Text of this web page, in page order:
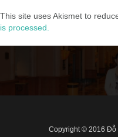
This site uses Akismet to
is processed.
Copyright © 2016 Đỗ